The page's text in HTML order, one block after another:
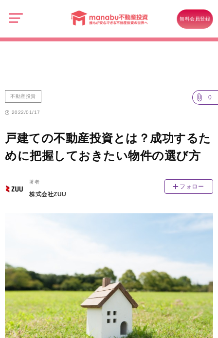
無料会員登録
戸建ての不動産投資とは？成功するために把握しておきたい物件の選び
不動産投資 0
2022/01/17
戸建ての不動産投資とは？成功するた
めに把握しておきたい物件の選び方
著者
株式会社ZUU
フォロー